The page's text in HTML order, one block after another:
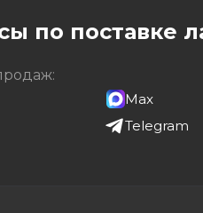
по поставке
Max
Telegram